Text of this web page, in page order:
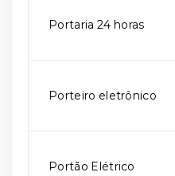
Portaria 24 horas
Porteiro eletrônico
Portão Elétrico